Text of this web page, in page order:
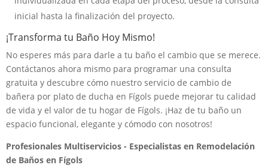
inicial hasta la finalización del proyecto.
¡Transforma tu Baño Hoy Mismo!
No esperes más para darle a tu baño el cambio que se merece.
Contáctanos ahora mismo para programar una consulta
gratuita y descubre cómo nuestro servicio de cambio de
bañera por plato de ducha en Fígols puede mejorar tu calidad
de vida y el valor de tu hogar de Fígols. ¡Haz de tu baño un
espacio funcional, elegante y cómodo con nosotros!
Profesionales Multiservicios - Especialistas en Remodelación
de Baños en Fígols